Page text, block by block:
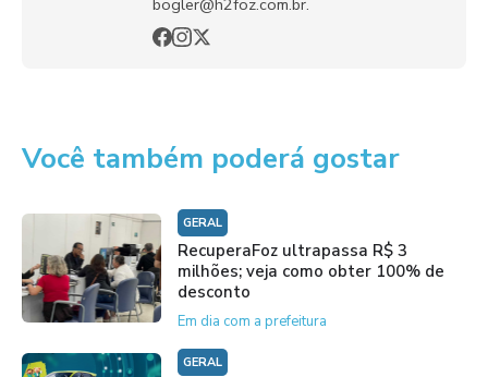
Você também poderá gostar
GERAL
RecuperaFoz ultrapassa R$ 3
milhões; veja como obter 100% de
desconto
Em dia com a prefeitura
GERAL